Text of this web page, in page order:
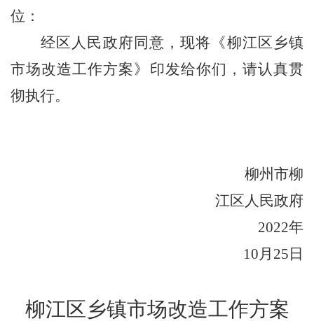
位 ：
经区人民政府同意，现将《柳江区乡镇
市场改造工作方案》印发给你们，请认真贯
彻执行。
柳州市柳
江区人民政府
2022年
10月 25 日
柳江区乡镇市场改造工作方案